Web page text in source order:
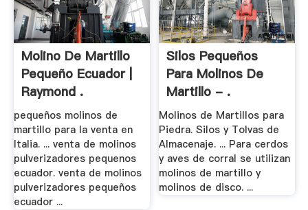
Molino De Martillo
Pequeño Ecuador |
Raymond .
pequeños molinos de
martillo para la venta en
Italia. ... venta de molinos
pulverizadores pequenos
ecuador. venta de molinos
pulverizadores pequeños
ecuador ...
Silos Pequeños
Para Molinos De
Martillo - .
Molinos de Martillos para
Piedra. Silos y Tolvas de
Almacenaje. ... Para cerdos
y aves de corral se utilizan
molinos de martillo y
molinos de disco. ...